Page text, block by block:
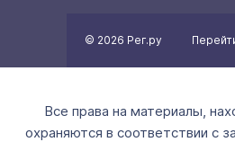
© 2026 Рег.ру
Все права на материалы,
охраняются в соответствии с